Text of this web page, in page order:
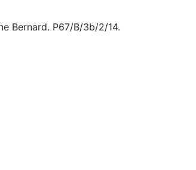
Bernard. P67/B/3b/2/14.